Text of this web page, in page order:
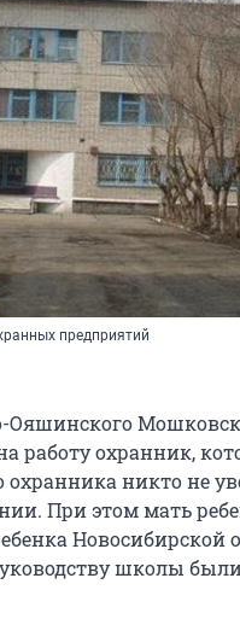
предприятий
Ояшинского
работу охранник,
никто не
При этом мать
Новосибирской
школы